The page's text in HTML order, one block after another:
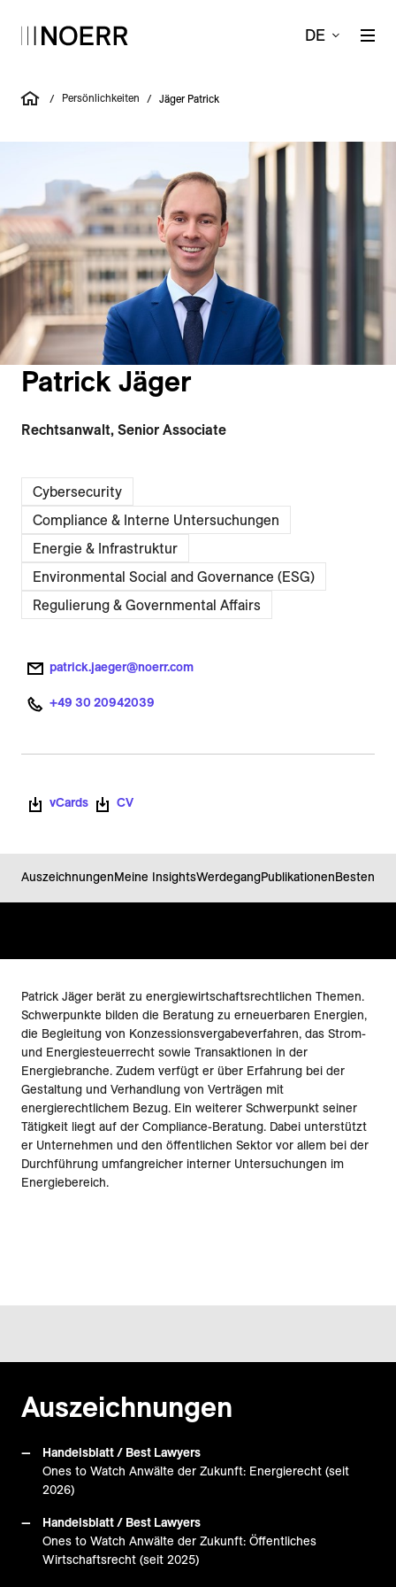
DE
/ Persönlichkeiten / Jäger Patrick
Patrick Jäger
Rechtsanwalt, Senior Associate
Cybersecurity
Compliance & Interne Untersuchungen
Energie & Infrastruktur
Environmental Social and Governance (ESG)
Regulierung & Governmental Affairs
patrick.jaeger@noerr.com
+49 30 20942039
vCards CV
AuszeichnungenMeine InsightsWerdegangPublikationenBestens
Patrick Jäger berät zu energiewirtschaftsrechtlichen Themen.
Schwerpunkte bilden die Beratung zu erneuerbaren Energien,
die Begleitung von Konzessionsvergabeverfahren, das Strom-
und Energiesteuerrecht sowie Transaktionen in der
Energiebranche. Zudem verfügt er über Erfahrung bei der
Gestaltung und Verhandlung von Verträgen mit
energierechtlichem Bezug. Ein weiterer Schwerpunkt seiner
Tätigkeit liegt auf der Compliance-Beratung. Dabei unterstützt
er Unternehmen und den öffentlichen Sektor vor allem bei der
Durchführung umfangreicher interner Untersuchungen im
Energiebereich.
Auszeichnungen
Handelsblatt / Best Lawyers
Ones to Watch Anwälte der Zukunft: Energierecht (seit
2026)
Handelsblatt / Best Lawyers
Ones to Watch Anwälte der Zukunft: Öffentliches
Wirtschaftsrecht (seit 2025)